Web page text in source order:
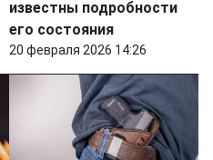
известны подробности
его состояния
20 февраля 2026 14:26